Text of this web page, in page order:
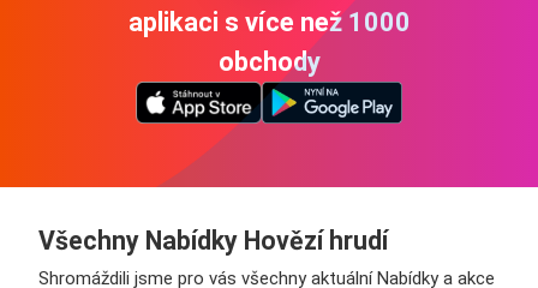
aplikaci s více než 1000
obchody
Všechny Nabídky Hovězí hrudí
Shromáždili jsme pro vás všechny aktuální Nabídky a akce